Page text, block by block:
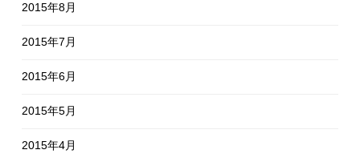
2015年8月
2015年7月
2015年6月
2015年5月
2015年4月